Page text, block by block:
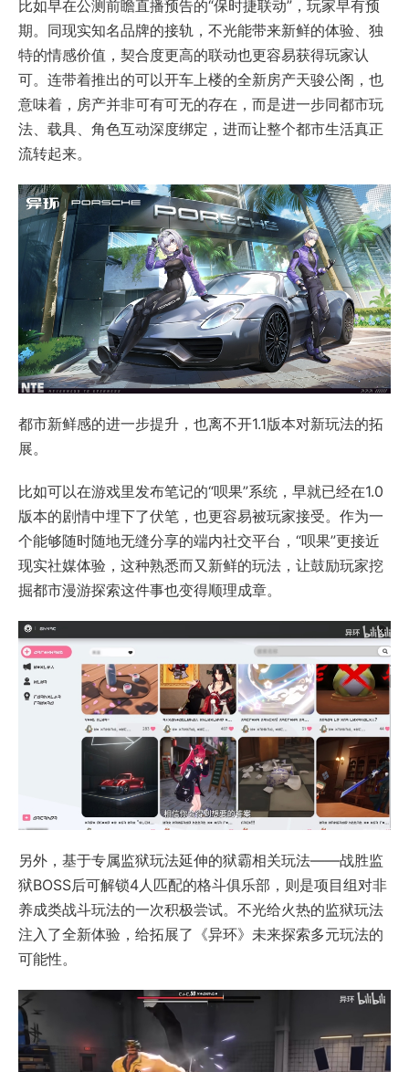
比如早在公测前瞻直播预告的“保时捷联动”，玩家早有预
期。同现实知名品牌的接轨，不光能带来新鲜的体验、独
特的情感价值，契合度更高的联动也更容易获得玩家认
可。连带着推出的可以开车上楼的全新房产天骏公阁，也
意味着，房产并非可有可无的存在，而是进一步同都市玩
法、载具、角色互动深度绑定，进而让整个都市生活真正
流转起来。
都市新鲜感的进一步提升，也离不开1.1版本对新玩法的拓
展。
比如可以在游戏里发布笔记的“呗果”系统，早就已经在1.0
版本的剧情中埋下了伏笔，也更容易被玩家接受。作为一
个能够随时随地无缝分享的端内社交平台，“呗果”更接近
现实社媒体验，这种熟悉而又新鲜的玩法，让鼓励玩家挖
掘都市漫游探索这件事也变得顺理成章。
另外，基于专属监狱玩法延伸的狱霸相关玩法——战胜监
狱BOSS后可解锁4人匹配的格斗俱乐部，则是项目组对非
养成类战斗玩法的一次积极尝试。不光给火热的监狱玩法
注入了全新体验，给拓展了《异环》未来探索多元玩法的
可能性。